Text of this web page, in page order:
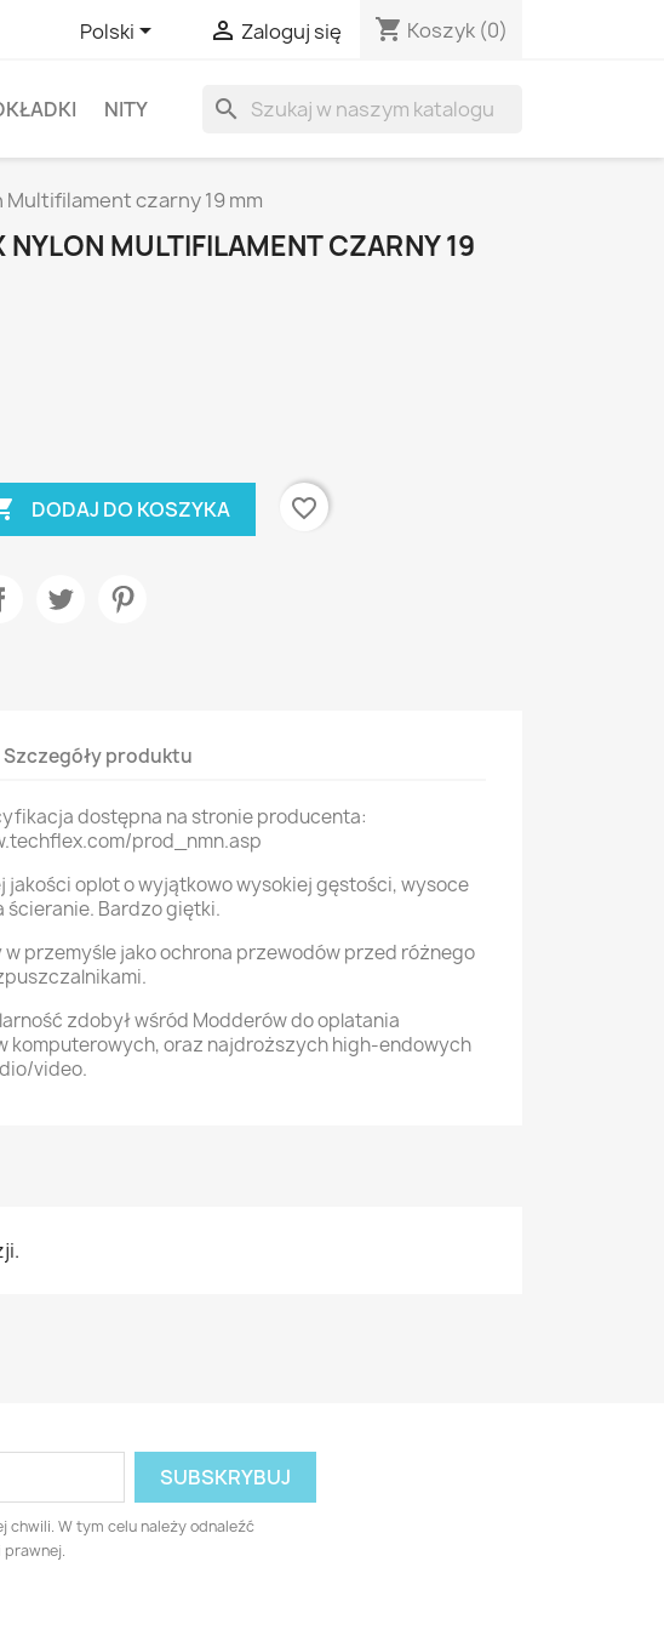
Polski  Zaloguj się shopping_cart Koszyk (0)
NITY search
Multifilament czarny 19 mm
NYLON MULTIFILAMENT CZARNY 19
DODAJ DO KOSZYKA favorite_border
Szczegóły produktu
dostępna na stronie producenta:
prod_nmn.asp
jakości oplot o wyjątkowo wysokiej gęstości, wysoce
ścieranie. Bardzo giętki.
w przemyśle jako ochrona przewodów przed różnego
zdobył wśród Modderów do oplatania
komputerowych, oraz najdroższych high-endowych
video.
chwili. W tym celu należy odnaleźć